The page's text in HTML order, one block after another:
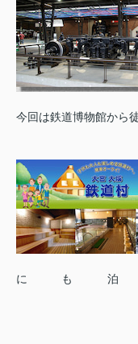
今回は鉄道博物館から
にも